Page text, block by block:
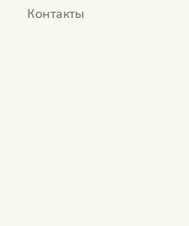
Контакты